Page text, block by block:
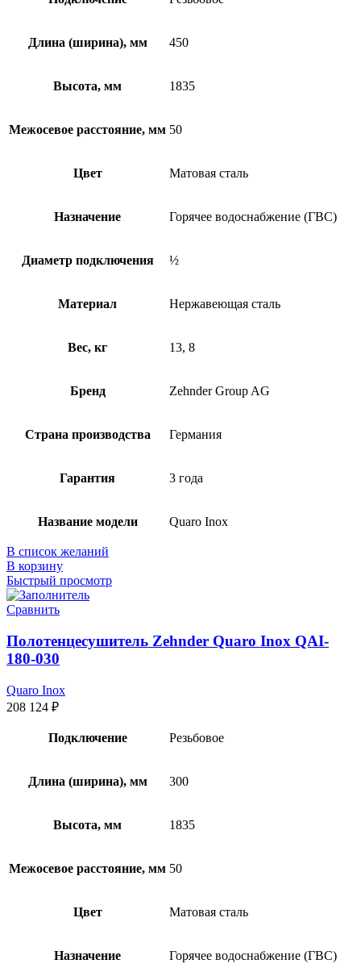
Длина (ширина), мм 450
Высота, мм 1835
Межосевое расстояние, мм 50
Цвет Матовая сталь
Назначение Горячее водоснабжение (ГВС)
Диаметр подключения ½
Материал Нержавеющая сталь
Вес, кг 13, 8
Бренд Zehnder Group AG
Страна производства Германия
Гарантия 3 года
Название модели Quaro Inox
В список желаний
В корзину
Быстрый просмотр
Сравнить
Полотенцесушитель Zehnder Quaro Inox QAI-
180-030
Quaro Inox
208 124 ₽
Подключение Резьбовое
Длина (ширина), мм 300
Высота, мм 1835
Межосевое расстояние, мм 50
Цвет Матовая сталь
Назначение Горячее водоснабжение (ГВС)